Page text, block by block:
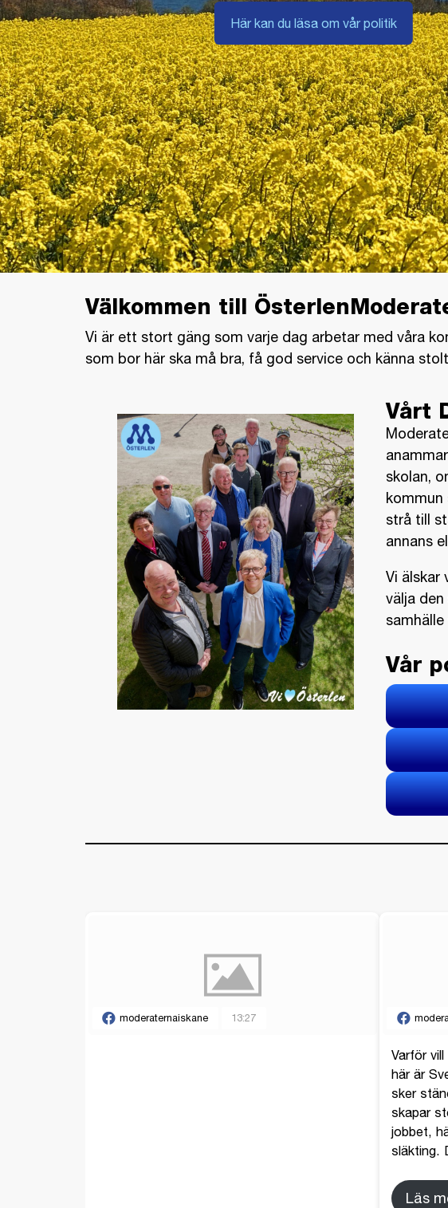
Här kan du läsa om vår politik
Välkommen till
Vi är ett stort gäng som varje dag arbetar med våra
som bor här ska må bra, få god service och känna
Vårt
skolan,
kommun
strå till
annans
Vi älskar
välja
Vår
moderaternaiskane 13:27
Varför
här är
sker
skapar
jobbet,
släkting.
Läs